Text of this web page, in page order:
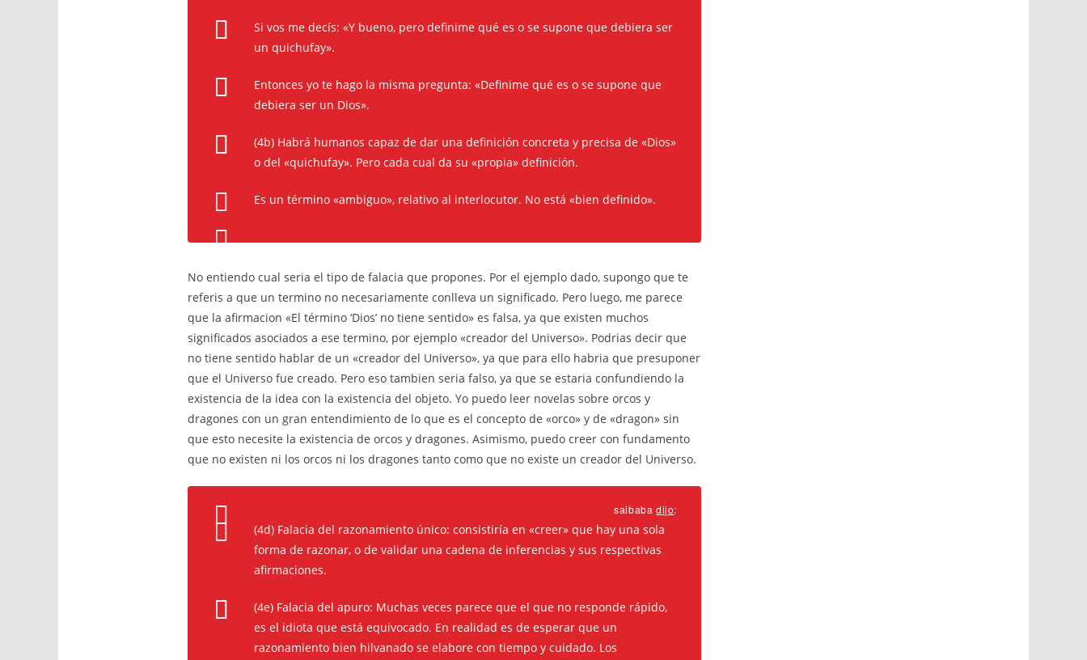
Si vos me decís: «Y bueno, pero definime qué es o se supone que debiera ser
un quichufay».
Entonces yo te hago la misma pregunta: «Definime qué es o se supone que
debiera ser un Dios».
(4b) Habrá humanos capaz de dar una definición concreta y precisa de «Dios»
o del «quichufay». Pero cada cual da su «propia» definición.
Es un término «ambiguo», relativo al interlocutor. No está «bien definido».
No entiendo cual seria el tipo de falacia que propones. Por el ejemplo dado, supongo que te
referis a que un termino no necesariamente conlleva un significado. Pero luego, me parece
que la afirmacion «El término ‘Dios’ no tiene sentido» es falsa, ya que existen muchos
significados asociados a ese termino, por ejemplo «creador del Universo». Podrias decir que
no tiene sentido hablar de un «creador del Universo», ya que para ello habria que presuponer
que el Universo fue creado. Pero eso tambien seria falso, ya que se estaria confundiendo la
existencia de la idea con la existencia del objeto. Yo puedo leer novelas sobre orcos y
dragones con un gran entendimiento de lo que es el concepto de «orco» y de «dragon» sin
que esto necesite la existencia de orcos y dragones. Asimismo, puedo creer con fundamento
que no existen ni los orcos ni los dragones tanto como que no existe un creador del Universo.
saibaba dijo:
(4d) Falacia del razonamiento único: consistiría en «creer» que hay una sola
forma de razonar, o de validar una cadena de inferencias y sus respectivas
afirmaciones.
(4e) Falacia del apuro: Muchas veces parece que el que no responde rápido,
es el idiota que está equivocado. En realidad es de esperar que un
razonamiento bien hilvanado se elabore con tiempo y cuidado. Los